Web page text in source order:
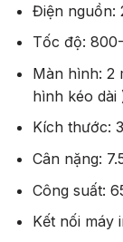
Điện nguồn:
Tốc độ:
Màn hình: 2
hình kéo dài
Kích thước:
Cân nặng:
Công suất:
Kết nối máy